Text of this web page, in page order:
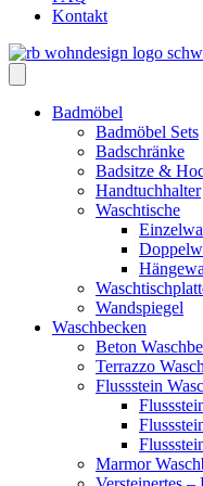
Kontakt
Badmöbel
Badmöbel Sets
Badschränke
Badsitze &
Handtuchhalter
Waschtische
Wandspiegel
Waschbecken
Beton
Terrazzo
Flussstein
Marmor